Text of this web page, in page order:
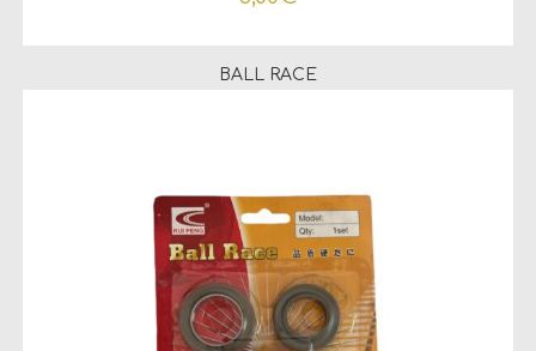
BALL RACE